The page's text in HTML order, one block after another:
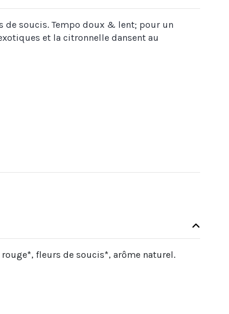
soucis. Tempo doux & lent; pour un
et la citronnelle dansent au
fleurs de soucis*, arôme naturel.